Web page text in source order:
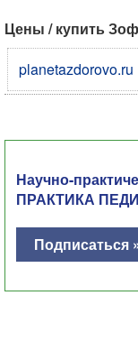
Цены / купить
planetazdorovo.ru
Научно-
ПРАКТИКА
Подписаться